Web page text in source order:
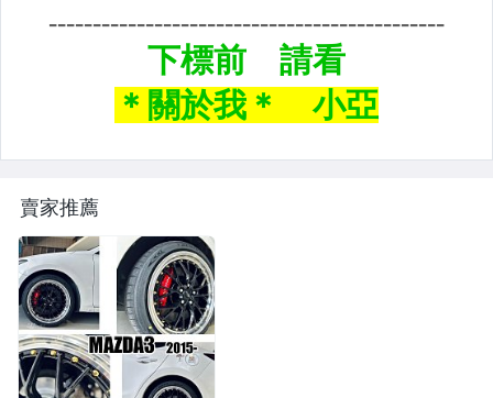
車用精品百貨類.各車系晴雨窗
其它
賣家推薦